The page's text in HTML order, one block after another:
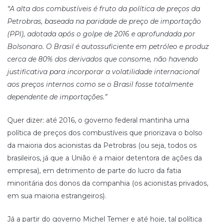
“A alta dos combustíveis é fruto da política de preços da
Petrobras, baseada na paridade de preço de importação
(PPI), adotada após o golpe de 2016 e aprofundada por
Bolsonaro. O Brasil é autossuficiente em petróleo e produz
cerca de 80% dos derivados que consome, não havendo
justificativa para incorporar a volatilidade internacional
aos preços internos como se o Brasil fosse totalmente
dependente de importações.”
Quer dizer: até 2016, o governo federal mantinha uma
política de preços dos combustíveis que priorizava o bolso
da maioria dos acionistas da Petrobras (ou seja, todos os
brasileiros, já que a União é a maior detentora de ações da
empresa), em detrimento de parte do lucro da fatia
minoritária dos donos da companhia (os acionistas privados,
em sua maioria estrangeiros).
Já a partir do governo Michel Temer e até hoje, tal política